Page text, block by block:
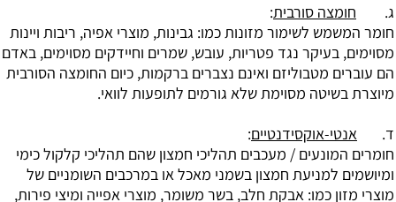
ג. חומצה סורבית:
חומר המשמש לשימור מזונות כמו: גבינות, מוצרי אפיה, ריבות ויינות
מסוימים, בעיקר נגד פטריות, עובש, שמרים וחיידקים מסוימים, באדם
הם עוברים מטבוליזם ואינם נצברים ברקמות, כיום החומצה הסורבית
מיוצרת בשיטה מסוימת שלא גורמים לתופעות לוואי.
ד. אנטי-אוקסידנטיים:
חומרים המונעים / מעכבים תהליכי חמצון שהם תהליכי קלקול כימי
ומיושמים למניעת חמצון בשמני מאכל או במרכבים השומניים של
מוצרי מזון כמו: אבקת חלב, בשר משומר, מוצרי אפייה ומיצי פירות,